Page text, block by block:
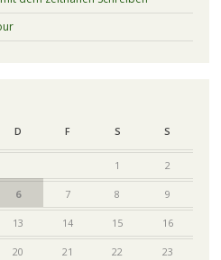
D F S S
1 2
6 7 8 9
13 14 15 16
20 21 22 23